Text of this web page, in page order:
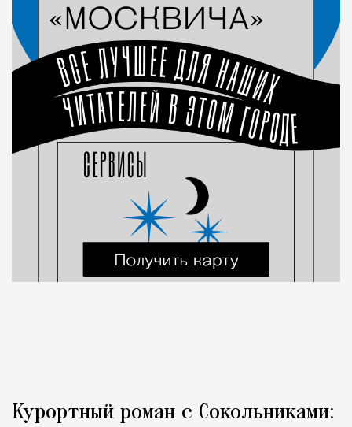
Курортный роман с Сокольниками: